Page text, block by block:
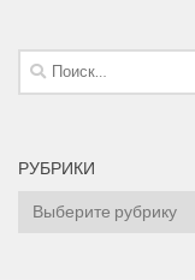
Найти:
РУБРИКИ
Рубрики